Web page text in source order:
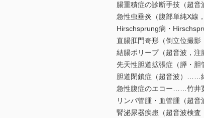
腸重積症の診断手技（超
急性虫垂炎（腹部単純X
Hirschsprung病・
直腸肛門奇形（倒立位撮
結腸ポリープ（超音波，
先天性胆道拡張症（膵・
胆道閉鎖症（超音波）……
急性腹症のエコー……竹井
リンパ管腫・血管腫（超
腎泌尿器疾患（超音波検